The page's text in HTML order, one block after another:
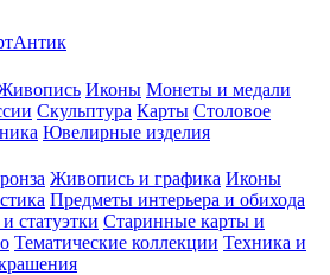
Иконы Монеты и медали
Скульптура Карты Столовое
Ювелирные изделия
Живопись и графика Иконы
Предметы интерьера и обихода
статуэтки Старинные карты и
Тематические коллекции Техника и